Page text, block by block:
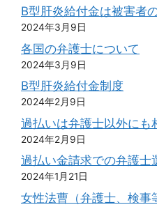
B型肝炎給付金は被害者
2024年3月9日
各国の弁護士について
2024年3月9日
B型肝炎給付金制度
2024年2月9日
過払いは弁護士以外にも
2024年2月9日
過払い金請求での弁護士
2024年1月21日
女性法曹（弁護士、検事